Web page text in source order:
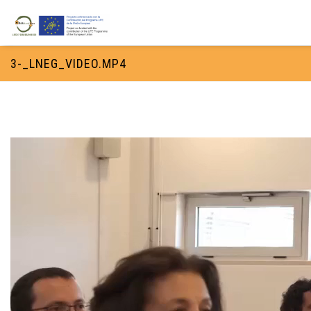
Formulario de búsqueda
3-_LNEG_VIDEO.MP4